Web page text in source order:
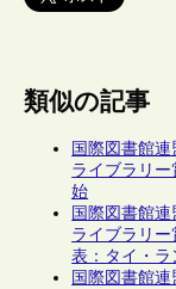
類似の記事
国際図書館
ライブラリー
始
国際図書館
ライブラリー
表：タイ・
国際図書館